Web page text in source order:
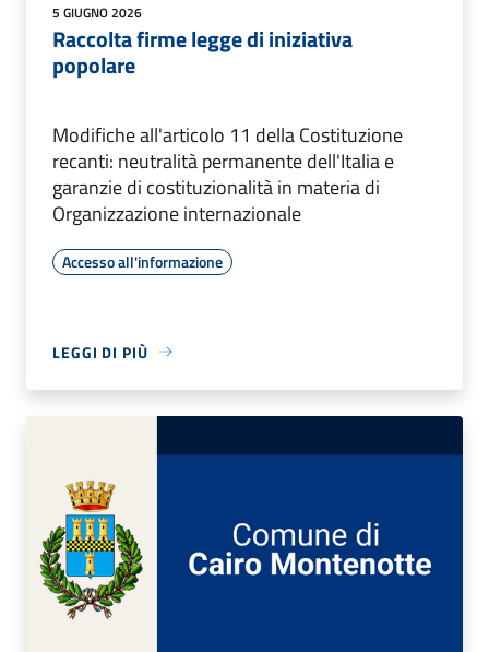
5 GIUGNO 2026
Raccolta firme legge di iniziativa
popolare
Modifiche all'articolo 11 della Costituzione
recanti: neutralità permanente dell'Italia e
garanzie di costituzionalità in materia di
Organizzazione internazionale
Accesso all'informazione
LEGGI DI PIÙ